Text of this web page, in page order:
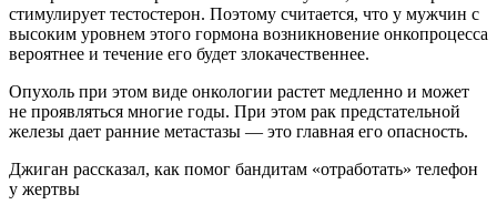
стимулирует тестостерон. Поэтому считается, что у мужчин с
высоким уровнем этого гормона возникновение онкопроцесса
вероятнее и течение его будет злокачественнее.
Опухоль при этом виде онкологии растет медленно и может
не проявляться многие годы. При этом рак предстательной
железы дает ранние метастазы — это главная его опасность.
Джиган рассказал, как помог бандитам «отработать» телефон
у жертвы